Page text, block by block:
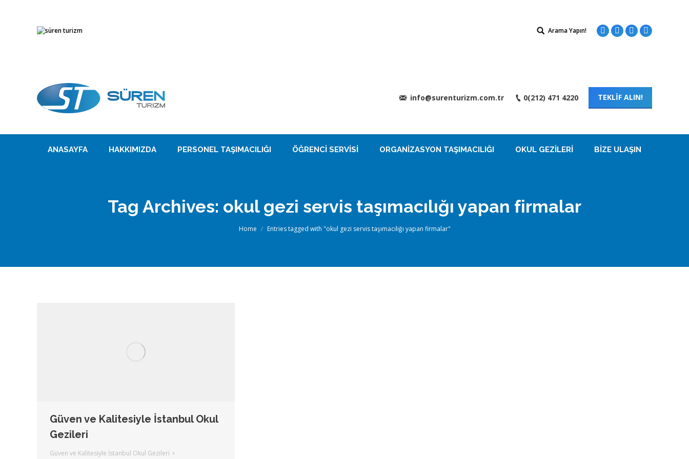
Search:Arama Yapın! Facebook
TwitterInstagram
Linkedin
info@surenturizm.com.tr 0(212) 471 4220 TEKLİF ALIN!
ANASAYFA HAKKIMIZDA PERSONEL TAŞIMACILIĞI ÖĞRENCI SERVISI ORGANIZASYON TAŞIMACILIĞI OKUL GEZILERI BIZE ULAŞIN
Tag Archives: okul gezi servis taşımacılığı yapan firmalar
You are here:
Home Entries tagged with "okul gezi servis taşımacılığı yapan firmalar"
Güven ve Kalitesiyle İstanbul Okul
Gezileri
Güven ve Kalitesiyle İstanbul Okul Gezileri